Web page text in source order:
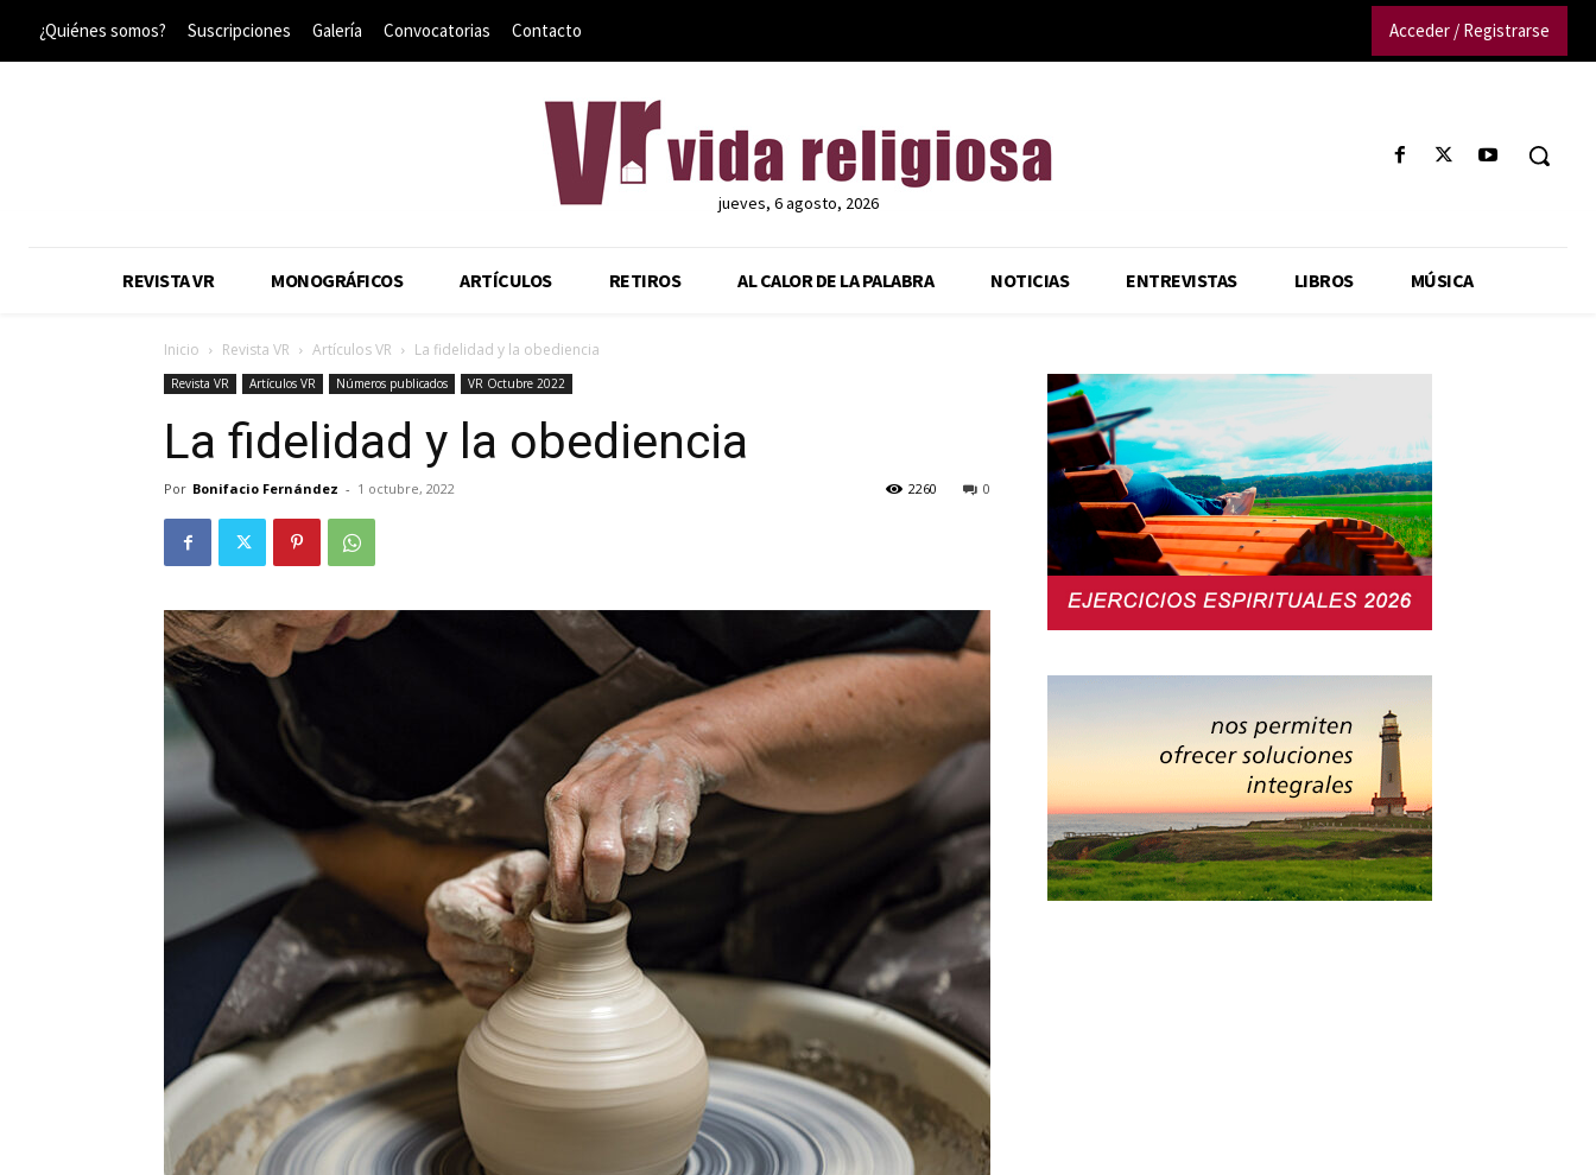
¿Quiénes somos? Suscripciones Galería Convocatorias Contacto Acceder / Registrarse
jueves, 6 agosto, 2026
REVISTA VR MONOGRÁFICOS ARTÍCULOS RETIROS AL CALOR DE LA PALABRA NOTICIAS ENTREVISTAS LIBROS MÚSICA
Inicio Revista VR Artículos VR La fidelidad y la obediencia
Revista VR Artículos VR Números publicados VR Octubre 2022
La fidelidad y la obediencia
Por Bonifacio Fernández - 1 octubre, 2022 0
2260